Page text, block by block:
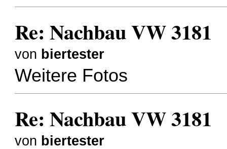
Re: Nachbau VW 3181
von biertester
Weitere Fotos
Re: Nachbau VW 3181
von biertester